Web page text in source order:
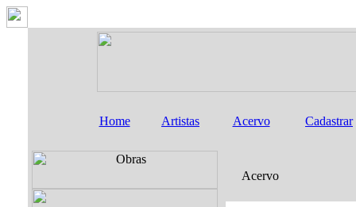
Home Artistas Acervo Cadastrar
Acervo